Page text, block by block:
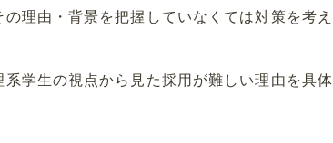
理由・背景を把握していなくては対策を考え
学生の視点から見た採用が難しい理由を具体